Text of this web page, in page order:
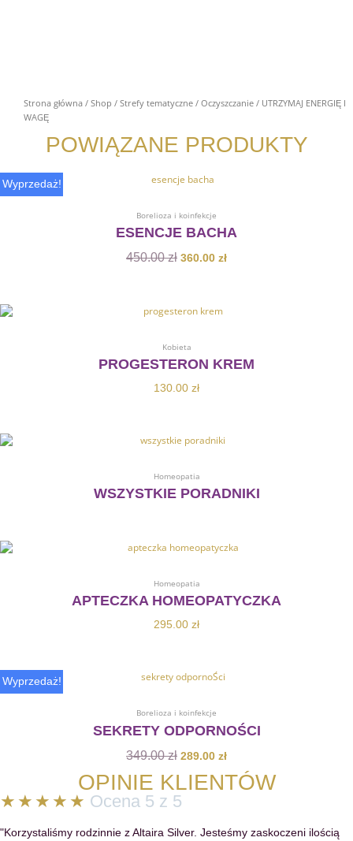
Strona główna / Shop / Strefy tematyczne / Oczyszczanie / UTRZYMAJ ENERGIĘ I
WAGĘ
POWIĄZANE PRODUKTY
Wyprzedaż!
Borelioza i koinfekcje
ESENCJE BACHA
450.00zł
Pierwotna
wynosiła:
450.00 zł.
360.00 zł
360.00 zł.
Kobieta
PROGESTERON KREM
130.00 zł
Homeopatia
WSZYSTKIE PORADNIKI
Homeopatia
APTECZKA HOMEOPATYCZKA
295.00 zł
Wyprzedaż!
Borelioza i koinfekcje
SEKRETY ODPORNOŚCI
349.00zł
Pierwotna
wynosiła:
349.00 zł.
289.00 zł
289.00 zł.
OPINIE KLIENTÓW
★ ★ ★ ★ ★ Ocena 5 z 5
"Korzystaliśmy rodzinnie z Altaira Silver. Jesteśmy zaskoczeni ilością